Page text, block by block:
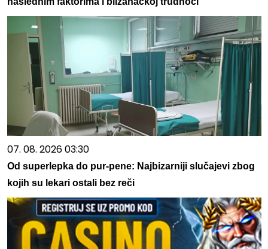
07. 08. 2026 03:30
Od superlepka do pur-pene: Najbizarniji slučajevi zbog
kojih su lekari ostali bez reči